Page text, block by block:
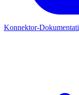
Konnektor-